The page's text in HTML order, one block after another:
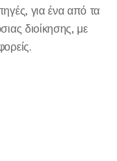
για ένα από τα
διοίκησης, με